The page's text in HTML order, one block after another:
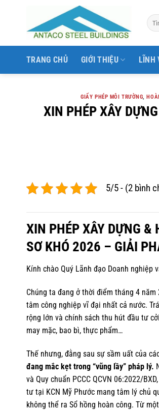
dung
TRANG CHỦ GIỚI THIỆU LĨNH
GIẤY PHÉP MÔI TRƯỜNG,
XIN PHÉP XÂY
5/5 - (2 bình
XIN PHÉP XÂY DỰNG &
SƠ KHÓ 2026 – GIẢI
Kính chào Quý Lãnh đạo Doanh nghiệp
Chúng ta đang ở thời điểm tháng 4
tâm công nghiệp vĩ đại nhất cả nước.
rộng lớn và chính sách thu hút đầu tư
may mặc, bao bì, thực phẩm…
Thế nhưng, đằng sau sự sầm uất của
đang mắc kẹt trong “vũng lầy” pháp lý.
và Quy chuẩn PCCC QCVN 06:2022/
tư tại KCN Mỹ Phước mang tâm lý chủ
không thể ra Sổ hồng hoàn công. Từ